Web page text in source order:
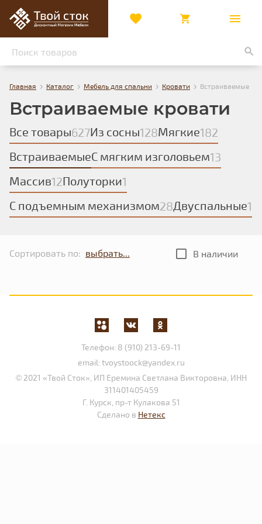
Главная › Каталог › Мебель для спальни › Кровати › Встраиваемые
Встраиваемые кровати
Все товары627Из сосны128Мягкие182
ВстраиваемыеС мягким изголовьем13
Массив12Полуторки1
С подъемным механизмом28Двуспальные1
Сортировать по: В наличии
Телефон: 8 (910) 213-69-11
email: tvoystoock@yandex.ru
© 2021 «Твой Сток», ИП Еремина Светлана Викторовна, ИНН
311401405459
Г. Курск, пр-т Кулакова 51
Сделано в Нетекс